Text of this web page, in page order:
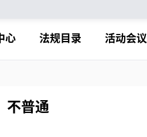
心 法规目录 活动会议
不普通